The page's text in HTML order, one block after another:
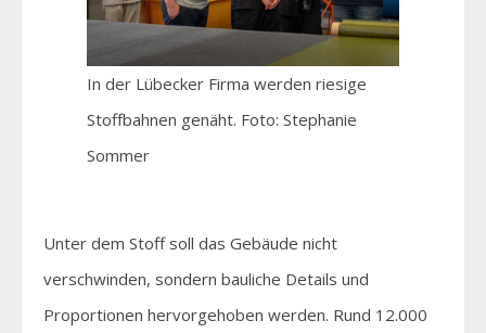
In der Lübecker Firma werden riesige
Stoffbahnen genäht. Foto: Stephanie
Sommer
Unter dem Stoff soll das Gebäude nicht
verschwinden, sondern bauliche Details und
Proportionen hervorgehoben werden. Rund 12.000